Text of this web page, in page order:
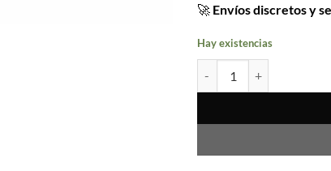
🚀 Envíos discretos y
Hay existencias